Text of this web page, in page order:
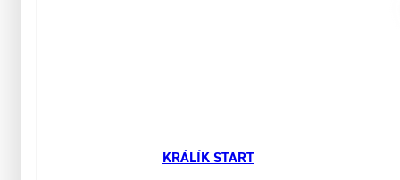
KRÁLÍK START